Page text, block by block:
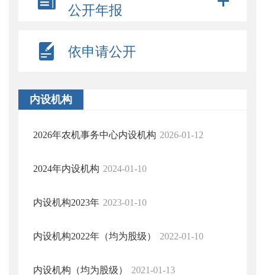
公开年报
依申请公开
内设机构
2026年农机事务中心内设机构 2026-01-12
2024年内设机构 2024-01-10
内设机构2023年 2023-01-10
内设机构2022年（均为股级） 2022-01-10
内设机构（均为股级） 2021-01-13